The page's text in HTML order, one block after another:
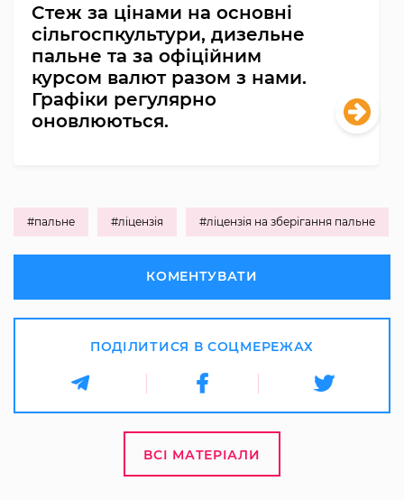
Cтеж за цінами на основні
сільгоспкультури, дизельне
пальне та за офіційним
курсом валют разом з нами.
Графіки регулярно
оновлюються.
#пальне #ліцензія #ліцензія на зберігання пальне
КОМЕНТУВАТИ
ПОДІЛИТИСЯ В СОЦМЕРЕЖАХ
ВСІ МАТЕРІАЛИ